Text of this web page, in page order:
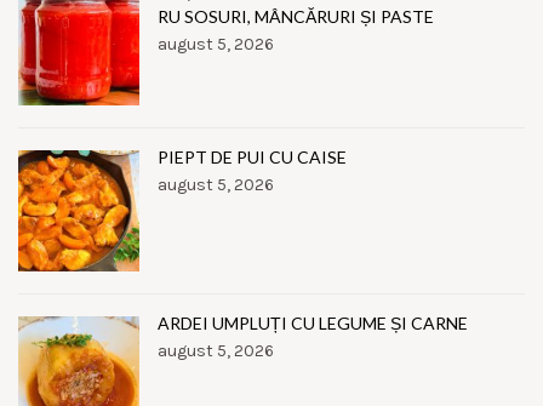
RU SOSURI, MÂNCĂRURI ȘI PASTE
august 5, 2026
PIEPT DE PUI CU CAISE
august 5, 2026
ARDEI UMPLUȚI CU LEGUME ȘI CARNE
august 5, 2026